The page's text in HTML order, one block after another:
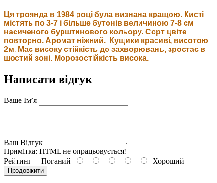
Ця троянда в 1984 році була визнана кращою. Кисті
містять по 3-7 і більше бутонів величиною 7-8 см
насиченого бурштинового кольору. Сорт цвіте
повторно. Аромат ніжний. Кущики красиві, висотою
2м. Має високу стійкість до захворювань, зростає в
шостий зоні. Морозостійкість висока.
Написати відгук
Ваше Ім’я
Ваш Відгук
Примітка: HTML не опрацьовується!
Рейтинг Поганий Хороший
Продовжити